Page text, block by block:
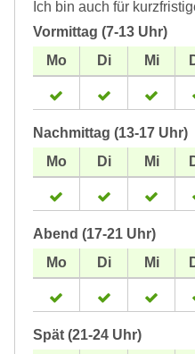
Ich bin auch für
Vormittag (7-13 Uhr)
Nachmittag (13-17 Uhr)
Abend (17-21 Uhr)
Spät (21-24 Uhr)